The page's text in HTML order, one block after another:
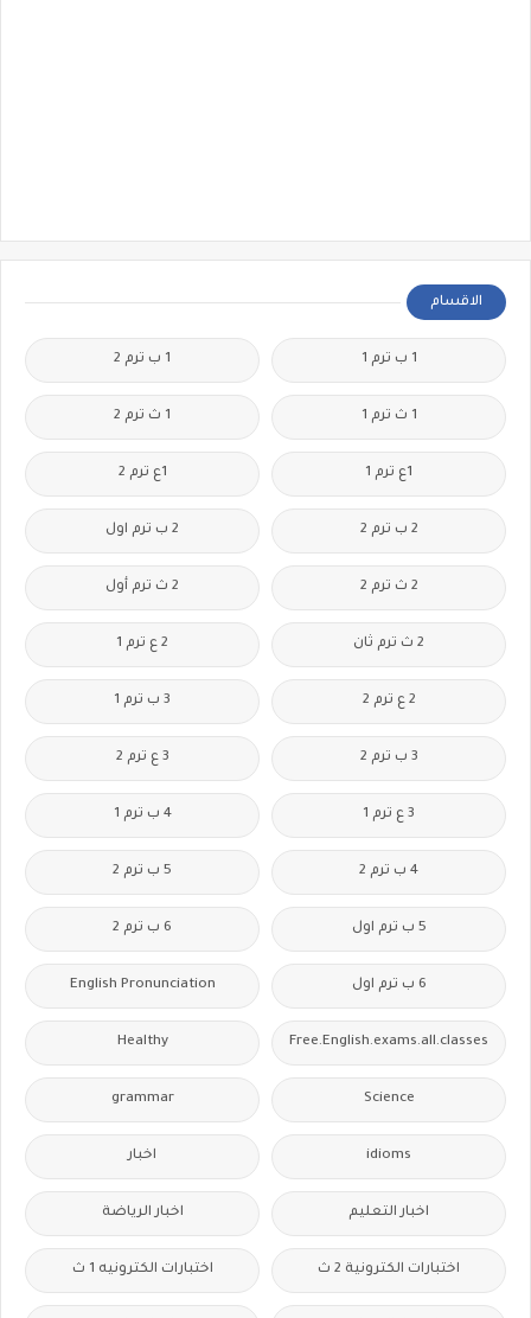
الاقسام
1 ب ترم 1 1 ب ترم 2
1 ث ترم 1 1 ث ترم 2
1ع ترم 1 1ع ترم 2
2 ب ترم 2 2 ب ترم اول
2 ث ترم 2 2 ث ترم أول
2 ث ترم ثان 2 ع ترم 1
2 ع ترم 2 3 ب ترم 1
3 ب ترم 2 3 ع ترم 2
3 ع ترم 1 4 ب ترم 1
4 ب ترم 2 5 ب ترم 2
5 ب ترم اول 6 ب ترم 2
6 ب ترم اول English Pronunciation
Free.English.exams.all.classes
Healthy
Science
grammar
idioms اخبار
اخبار التعليم اخبار الرياضة
اختبارات الكترونية 2 ث اختبارات الكترونيه 1 ث